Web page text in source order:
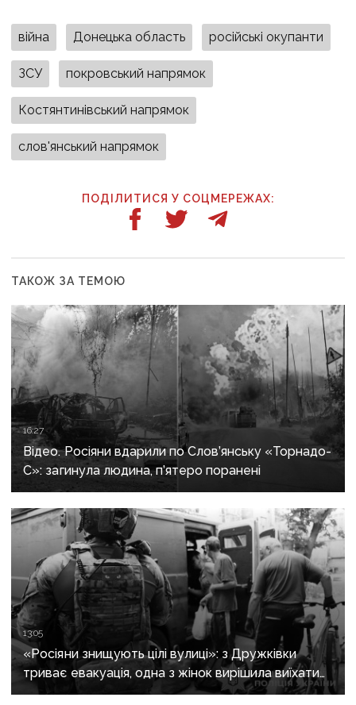
війна Донецька область російські окупанти
ЗСУ покровський напрямок
Костянтинівський напрямок
слов'янський напрямок
ПОДІЛИТИСЯ У СОЦМЕРЕЖАХ:
ТАКОЖ ЗА ТЕМОЮ
16:27
Відео. Росіяни вдарили по Слов’янську «Торнадо-
С»: загинула людина, п’ятеро поранені
13:05
«Росіяни знищують цілі вулиці»: з Дружківки
триває евакуація, одна з жінок вирішила виїхати
після загибелі чоловіка